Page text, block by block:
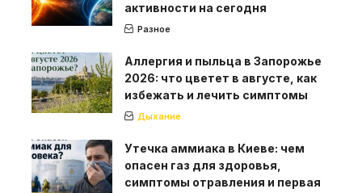
активности на сегодня
Разное
Аллергия и пыльца в Запорожье
2026: что цветет в августе, как
избежать и лечить симптомы
Дыхание
Утечка аммиака в Киеве: чем
опасен газ для здоровья,
симптомы отравления и первая